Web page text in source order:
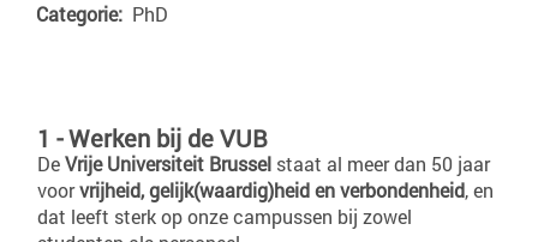
Categorie: PhD
1 - Werken bij de VUB
DeVrije Universiteit Brussel staat al meer dan 50 jaar
voorvrijheid, gelijk(waardig)heid en verbondenheid, en
dat leeft sterk op onze campussen bij zowel